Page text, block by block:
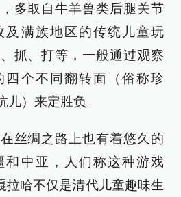
多取自牛羊兽类后腿关节
及满族地区的传统儿童玩
抓、打等，一般通过观察
四个不同翻转面（俗称珍
儿）来定胜负。
丝绸之路上也有着悠久的
和中亚，人们称这种游戏
拉哈不仅是清代儿童趣味生